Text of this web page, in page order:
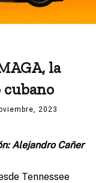
la
2023
Alejandro Cañer
Tennessee